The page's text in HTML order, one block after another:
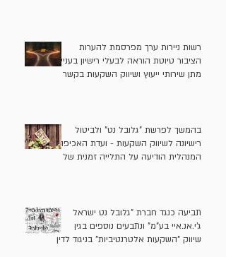
רשות ניירות ערך מפרסמת להערות
הציבור טיוטת הוראה לבעלי רישיון בעניין
מתן שירותי ייעוץ ושיווק השקעות בקשר
בהמשך לפרשת "גלובל נט" ולביטול
רישיונה לשיווק השקעות - ועדת האכיפה
המנהלית הודיעה על התלייה זמנית של
תביעה כנגד חברת "גלובל נט ישראל
ג'י.אנ.איי בע"מ" ונתבעים נוספים בגין
שיווק "השקעות אלטרנטיביות" בניגוד לדין